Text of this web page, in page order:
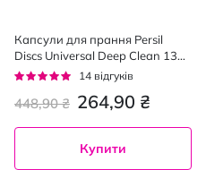
Капсули для прання Persil
Discs Universal Deep Clean 13
шт.
Рейтинг:
14 відгуків
264,90 ₴
448,90 ₴
Купити